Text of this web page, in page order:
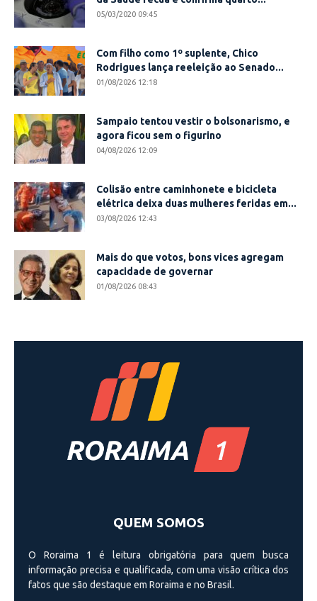
05/03/2020 09:45
Com filho como 1º suplente, Chico
Rodrigues lança reeleição ao Senado...
01/08/2026 12:18
Sampaio tentou vestir o bolsonarismo, e
agora ficou sem o figurino
04/08/2026 12:09
Colisão entre caminhonete e bicicleta
elétrica deixa duas mulheres feridas em...
03/08/2026 12:43
Mais do que votos, bons vices agregam
capacidade de governar
01/08/2026 08:43
QUEM SOMOS
O Roraima 1 é leitura obrigatória para quem busca
informação precisa e qualificada, com uma visão crí­tica dos
fatos que são destaque em Roraima e no Brasil.